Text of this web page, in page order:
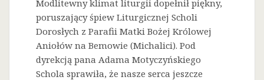
Modlitewny klimat liturgii dopełnił piękny,
poruszający śpiew Liturgicznej Scholi
Dorosłych z Parafii Matki Bożej Królowej
Aniołów na Bemowie (Michalici). Pod
dyrekcją pana Adama Motyczyńskiego
Schola sprawiła, że nasze serca jeszcze